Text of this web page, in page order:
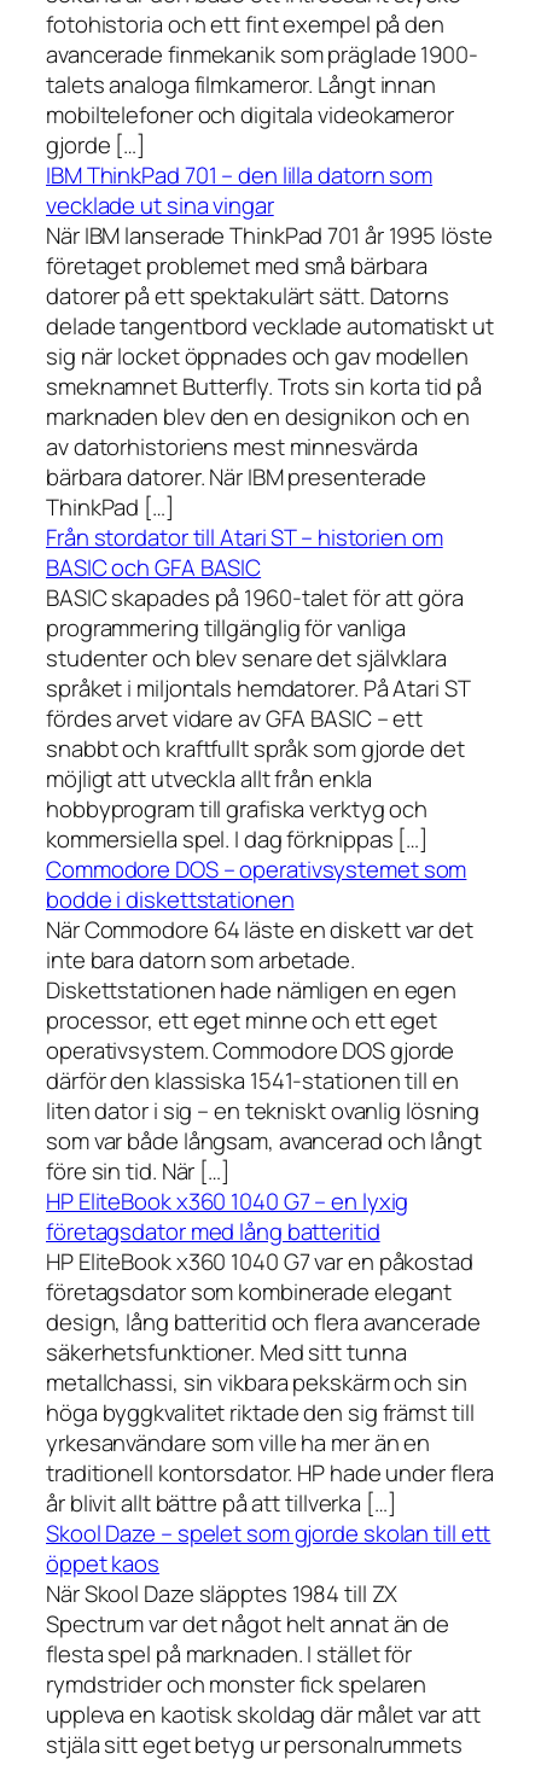
fotohistoria och ett fint exempel på den
avancerade finmekanik som präglade 1900-
talets analoga filmkameror. Långt innan
mobiltelefoner och digitala videokameror
gjorde […]
IBM ThinkPad 701 – den lilla datorn som
vecklade ut sina vingar
När IBM lanserade ThinkPad 701 år 1995 löste
företaget problemet med små bärbara
datorer på ett spektakulärt sätt. Datorns
delade tangentbord vecklade automatiskt ut
sig när locket öppnades och gav modellen
smeknamnet Butterfly. Trots sin korta tid på
marknaden blev den en designikon och en
av datorhistoriens mest minnesvärda
bärbara datorer. När IBM presenterade
ThinkPad […]
Från stordator till Atari ST – historien om
BASIC och GFA BASIC
BASIC skapades på 1960-talet för att göra
programmering tillgänglig för vanliga
studenter och blev senare det självklara
språket i miljontals hemdatorer. På Atari ST
fördes arvet vidare av GFA BASIC – ett
snabbt och kraftfullt språk som gjorde det
möjligt att utveckla allt från enkla
hobbyprogram till grafiska verktyg och
kommersiella spel. I dag förknippas […]
Commodore DOS – operativsystemet som
bodde i diskettstationen
När Commodore 64 läste en diskett var det
inte bara datorn som arbetade.
Diskettstationen hade nämligen en egen
processor, ett eget minne och ett eget
operativsystem. Commodore DOS gjorde
därför den klassiska 1541-stationen till en
liten dator i sig – en tekniskt ovanlig lösning
som var både långsam, avancerad och långt
före sin tid. När […]
HP EliteBook x360 1040 G7 – en lyxig
företagsdator med lång batteritid
HP EliteBook x360 1040 G7 var en påkostad
företagsdator som kombinerade elegant
design, lång batteritid och flera avancerade
säkerhetsfunktioner. Med sitt tunna
metallchassi, sin vikbara pekskärm och sin
höga byggkvalitet riktade den sig främst till
yrkesanvändare som ville ha mer än en
traditionell kontorsdator. HP hade under flera
år blivit allt bättre på att tillverka […]
Skool Daze – spelet som gjorde skolan till ett
öppet kaos
När Skool Daze släpptes 1984 till ZX
Spectrum var det något helt annat än de
flesta spel på marknaden. I stället för
rymdstrider och monster fick spelaren
uppleva en kaotisk skoldag där målet var att
stjäla sitt eget betyg ur personalrummets